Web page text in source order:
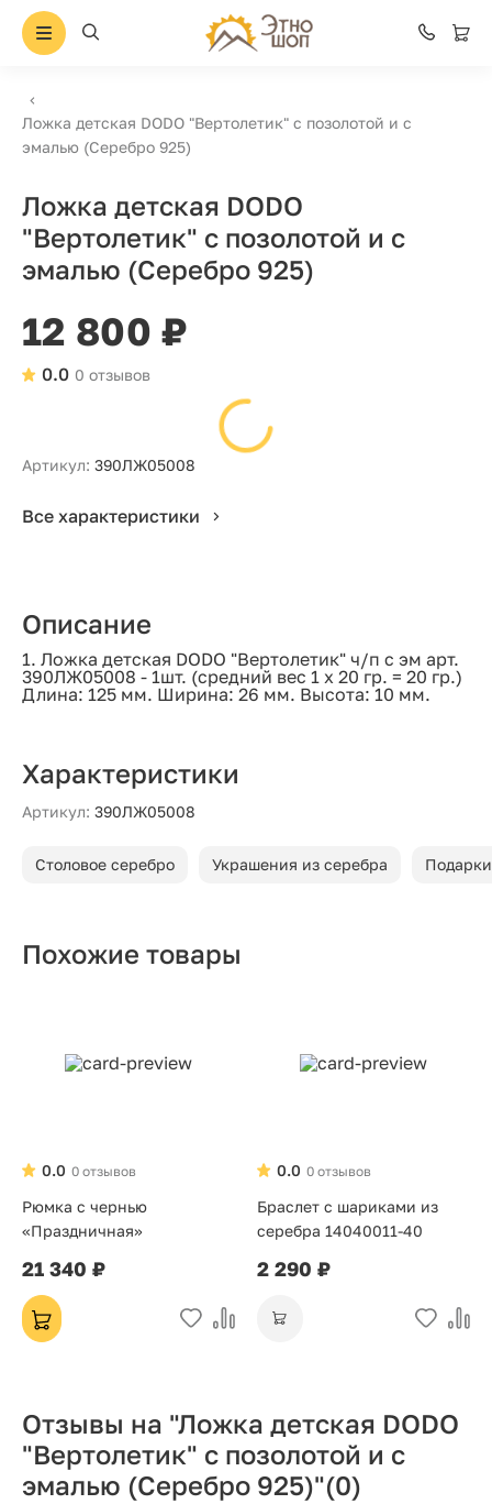
Ложка детская DODO "Вертолетик" с позолотой и с
эмалью (Серебро 925)
Ложка детская DODO
"Вертолетик" с позолотой и с
эмалью (Серебро 925)
12 800 ₽
0 отзывов
0.0
Артикул: 390ЛЖ05008
Все характеристики
Описание
1. Ложка детская DODO "Вертолетик" ч/п с эм арт.
390ЛЖ05008 - 1шт. (средний вес 1 х 20 гр. = 20 гр.)
Длина: 125 мм. Ширина: 26 мм. Высота: 10 мм.
Характеристики
Артикул: 390ЛЖ05008
Столовое серебро Украшения из серебра
Похожие товары
0 отзывов
0.0
Рюмка с чернью
«Праздничная»
21 340 ₽
0 отзывов
0.0
Браслет с шариками из
серебра 14040011-40
2 290 ₽
Отзывы на "Ложка детская DODO
"Вертолетик" с позолотой и с
эмалью (Серебро 925)"(0)